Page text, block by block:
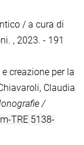
/ a cura di
, 2023. - 191
creazione per la
Claudia
/
TRE 5138-